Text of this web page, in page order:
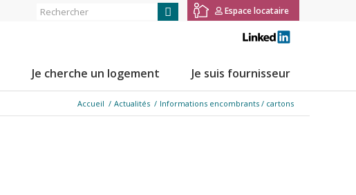
Espace locataire
Mot de passe oublié
Impossible de me connecter
Je cherche un logement Je suis fournisseur
Accueil / Actualités / Informations encombrants / cartons